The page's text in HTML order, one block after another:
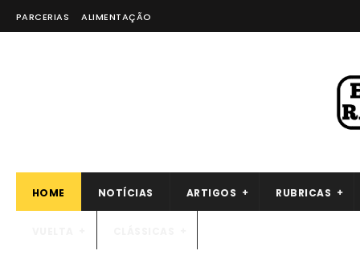
PARCERIAS ALIMENTAÇÃO
HOME NOTÍCIAS ARTIGOS RUBRICAS